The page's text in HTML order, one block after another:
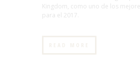
Kingdom, como uno de los
para el 2017.